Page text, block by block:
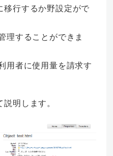
移行するか野設定がで
することができま
用者に使用量を請求す
明します。